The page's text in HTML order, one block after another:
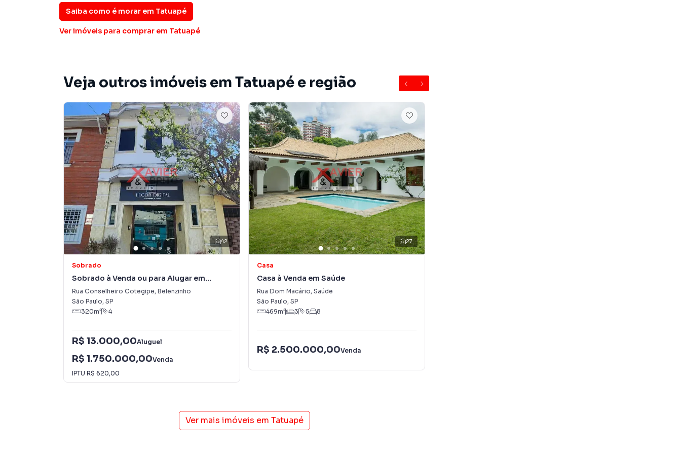
Saiba como é morar em Tatuapé
Ver imóveis para comprar em Tatuapé
Veja outros imóveis em Tatuapé e região
42
Sobrado
Sobrado à Venda ou para Alugar em
Belenzinho
Rua Conselheiro Cotegipe, Belenzinho
São Paulo, SP
320m² 4
R$ 13.000,00Aluguel
R$ 1.750.000,00Venda
IPTU R$ 620,00
27
Casa
Casa à Venda em Saúde
Rua Dom Macário, Saúde
São Paulo, SP
469m² 3 5 8
R$ 2.500.000,00Venda
Ver mais imóveis em Tatuapé